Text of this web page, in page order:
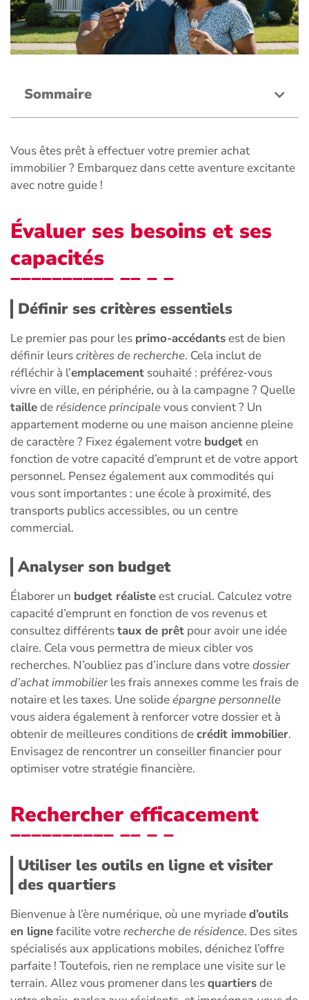
Sommaire
Vous êtes prêt à effectuer votre premier achat
immobilier ? Embarquez dans cette aventure excitante
avec notre guide !
Évaluer ses besoins et ses
capacités
Définir ses critères essentiels
Le premier pas pour les primo-accédantsest de bien
définir leurscritères de recherche. Cela inclut de
réfléchir à l’emplacement souhaité : préférez-vous
vivre en ville, en périphérie, ou à la campagne ? Quelle
taillederésidence principalevous convient ? Un
appartement moderne ou une maison ancienne pleine
de caractère ? Fixez également votre budgeten
fonction de votre capacité d’emprunt et de votre apport
personnel. Pensez également aux commodités qui
vous sont importantes : une école à proximité, des
transports publics accessibles, ou un centre
commercial.
Analyser son budget
Élaborer un budget réalisteest crucial. Calculez votre
capacité d’emprunt en fonction de vos revenus et
consultez différentstaux de prêt pour avoir une idée
claire. Cela vous permettra de mieux cibler vos
recherches. N’oubliez pas d’inclure dans votredossier
d’achat immobilierles frais annexes comme les frais de
notaire et les taxes. Une solideépargne personnelle
vous aidera également à renforcer votre dossier et à
obtenir de meilleures conditions decrédit immobilier.
Envisagez de rencontrer un conseiller financier pour
optimiser votre stratégie financière.
Rechercher efficacement
Utiliser les outils en ligne et visiter
des quartiers
Bienvenue à l’ère numérique, où une myriaded’outils
en lignefacilite votrerecherche de résidence. Des sites
spécialisés aux applications mobiles, dénichez l’offre
parfaite ! Toutefois, rien ne remplace une visite sur le
terrain. Allez vous promener dans lesquartiersde